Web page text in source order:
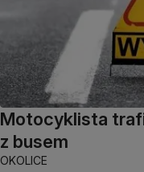
Motocyklista
z busem
OKOLICE